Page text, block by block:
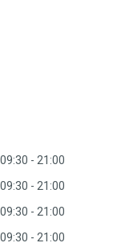
09:30 - 21:00
09:30 - 21:00
09:30 - 21:00
09:30 - 21:00